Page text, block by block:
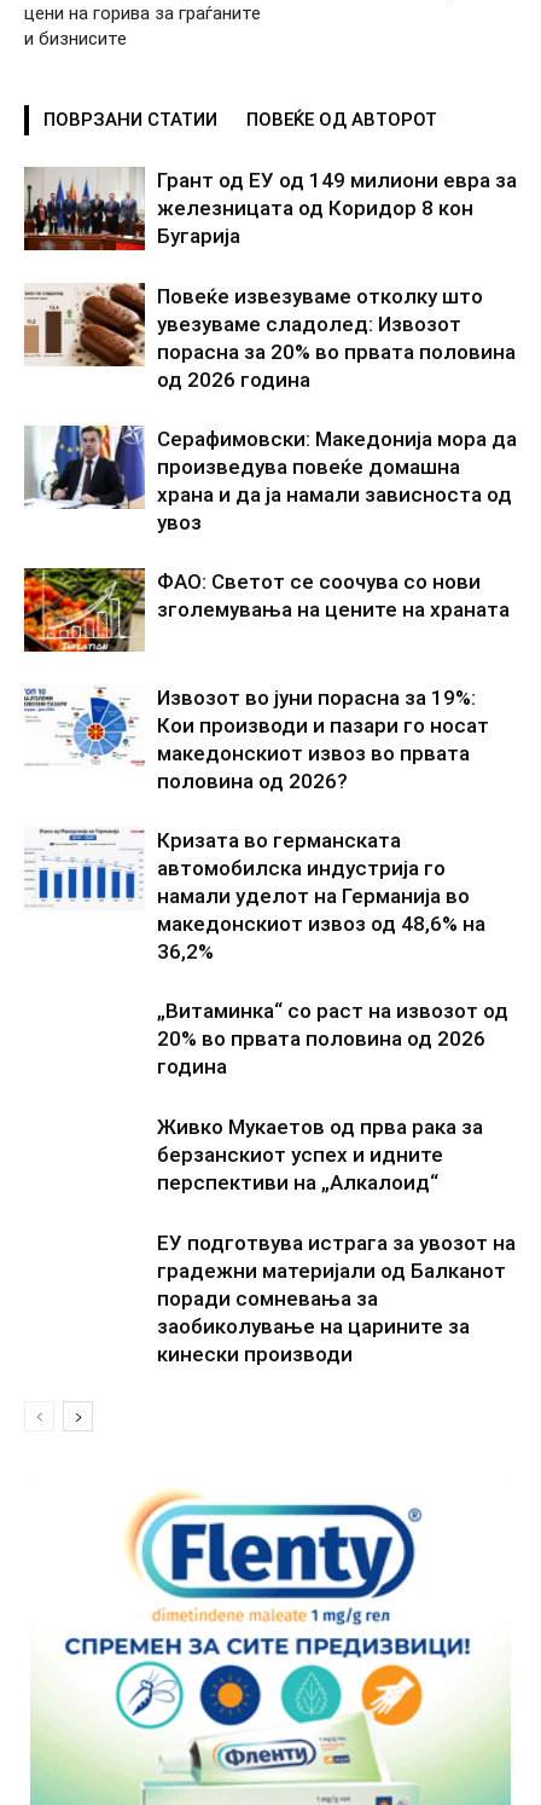
цени на горива за граѓаните
и бизнисите
ПОВРЗАНИ СТАТИИ ПОВЕЌЕ ОД АВТОРОТ
Грант од ЕУ од 149 милиони евра за
железницата од Коридор 8 кон
Бугарија
Повеќе извезуваме отколку што
увезуваме сладолед: Извозот
порасна за 20% во првата половина
од 2026 година
Серафимовски: Македонија мора да
произведува повеќе домашна
храна и да ја намали зависноста од
увоз
ФАО: Светот се соочува со нови
зголемувања на цените на храната
Извозот во јуни порасна за 19%:
Кои производи и пазари го носат
македонскиот извоз во првата
половина од 2026?
Кризата во германската
автомобилска индустрија го
намали уделот на Германија во
македонскиот извоз од 48,6% на
36,2%
„Витаминка“ со раст на извозот од
20% во првата половина од 2026
година
Живко Мукаетов од прва рака за
берзанскиот успех и идните
перспективи на „Алкалоид“
ЕУ подготвува истрага за увозот на
градежни материјали од Балканот
поради сомневања за
заобиколување на царините за
кинески производи